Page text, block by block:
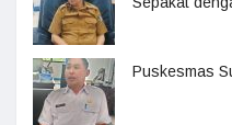
Puskesmas